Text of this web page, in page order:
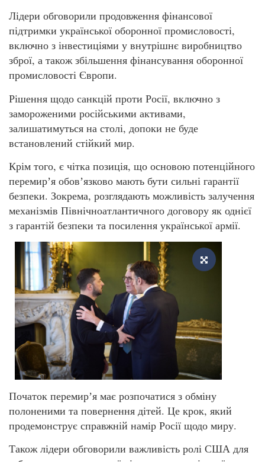
Лідери обговорили продовження фінансової
підтримки української оборонної промисловості,
включно з інвестиціями у внутрішнє виробництво
зброї, а також збільшення фінансування оборонної
промисловості Європи.
Рішення щодо санкцій проти Росії, включно з
замороженими російськими активами,
залишатимуться на столі, допоки не буде
встановлений стійкий мир.
Крім того, є чітка позиція, що основою потенційного
перемирʼя обовʼязково мають бути сильні гарантії
безпеки. Зокрема, розглядають можливість залучення
механізмів Північноатлантичного договору як однієї
з гарантій безпеки та посилення української армії.
Початок перемирʼя має розпочатися з обміну
полоненими та повернення дітей. Це крок, який
продемонструє справжній намір Росії щодо миру.
Також лідери обговорили важливість ролі США для